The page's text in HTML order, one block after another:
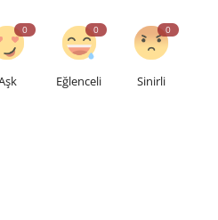
0 0
Eğlenceli
0
Sinirli